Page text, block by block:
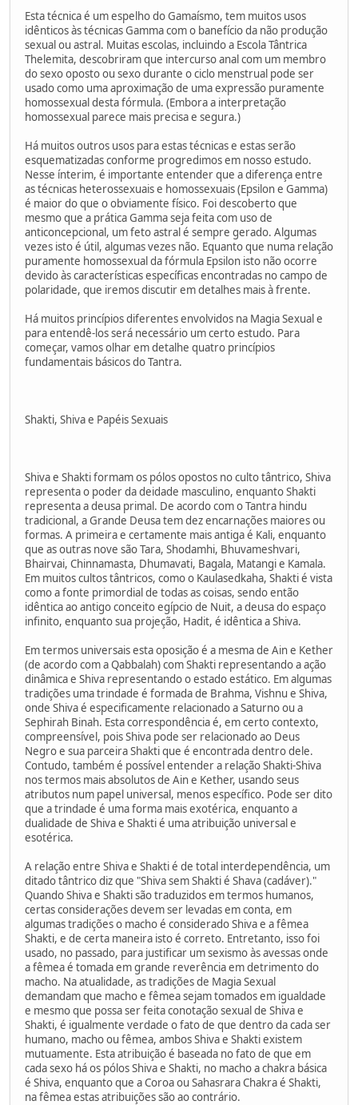
Esta técnica é um espelho do Gamaísmo, tem muitos usos
idênticos às técnicas Gamma com o banefício da não produção
sexual ou astral. Muitas escolas, incluindo a Escola Tântrica
Thelemita, descobriram que intercurso anal com um membro
do sexo oposto ou sexo durante o ciclo menstrual pode ser
usado como uma aproximação de uma expressão puramente
homossexual desta fórmula. (Embora a interpretação
homossexual parece mais precisa e segura.)
Há muitos outros usos para estas técnicas e estas serão
esquematizadas conforme progredimos em nosso estudo.
Nesse ínterim, é importante entender que a diferença entre
as técnicas heterossexuais e homossexuais (Epsilon e Gamma)
é maior do que o obviamente físico. Foi descoberto que
mesmo que a prática Gamma seja feita com uso de
anticoncepcional, um feto astral é sempre gerado. Algumas
vezes isto é útil, algumas vezes não. Equanto que numa relação
puramente homossexual da fórmula Epsilon isto não ocorre
devido às características específicas encontradas no campo de
polaridade, que iremos discutir em detalhes mais à frente.
Há muitos princípios diferentes envolvidos na Magia Sexual e
para entendê-los será necessário um certo estudo. Para
começar, vamos olhar em detalhe quatro princípios
fundamentais básicos do Tantra.
Shakti, Shiva e Papéis Sexuais
Shiva e Shakti formam os pólos opostos no culto tântrico, Shiva
representa o poder da deidade masculino, enquanto Shakti
representa a deusa primal. De acordo com o Tantra hindu
tradicional, a Grande Deusa tem dez encarnações maiores ou
formas. A primeira e certamente mais antiga é Kali, enquanto
que as outras nove são Tara, Shodamhi, Bhuvameshvari,
Bhairvai, Chinnamasta, Dhumavati, Bagala, Matangi e Kamala.
Em muitos cultos tântricos, como o Kaulasedkaha, Shakti é vista
como a fonte primordial de todas as coisas, sendo então
idêntica ao antigo conceito egípcio de Nuit, a deusa do espaço
infinito, enquanto sua projeção, Hadit, é idêntica a Shiva.
Em termos universais esta oposição é a mesma de Ain e Kether
(de acordo com a Qabbalah) com Shakti representando a ação
dinâmica e Shiva representando o estado estático. Em algumas
tradições uma trindade é formada de Brahma, Vishnu e Shiva,
onde Shiva é especificamente relacionado a Saturno ou a
Sephirah Binah. Esta correspondência é, em certo contexto,
compreensível, pois Shiva pode ser relacionado ao Deus
Negro e sua parceira Shakti que é encontrada dentro dele.
Contudo, também é possível entender a relação Shakti-Shiva
nos termos mais absolutos de Ain e Kether, usando seus
atributos num papel universal, menos específico. Pode ser dito
que a trindade é uma forma mais exotérica, enquanto a
dualidade de Shiva e Shakti é uma atribuição universal e
esotérica.
A relação entre Shiva e Shakti é de total interdependência, um
ditado tântrico diz que "Shiva sem Shakti é Shava (cadáver)."
Quando Shiva e Shakti são traduzidos em termos humanos,
certas considerações devem ser levadas em conta, em
algumas tradições o macho é considerado Shiva e a fêmea
Shakti, e de certa maneira isto é correto. Entretanto, isso foi
usado, no passado, para justificar um sexismo às avessas onde
a fêmea é tomada em grande reverência em detrimento do
macho. Na atualidade, as tradições de Magia Sexual
demandam que macho e fêmea sejam tomados em igualdade
e mesmo que possa ser feita conotação sexual de Shiva e
Shakti, é igualmente verdade o fato de que dentro da cada ser
humano, macho ou fêmea, ambos Shiva e Shakti existem
mutuamente. Esta atribuição é baseada no fato de que em
cada sexo há os pólos Shiva e Shakti, no macho a chakra básica
é Shiva, enquanto que a Coroa ou Sahasrara Chakra é Shakti,
na fêmea estas atribuições são ao contrário.